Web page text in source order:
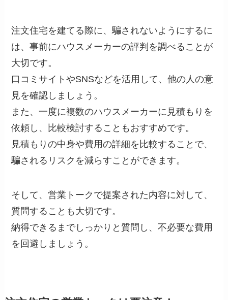
注文住宅を建てる際に、騙されないようにするに
は、事前にハウスメーカーの評判を調べることが
大切です。
口コミサイトやSNSなどを活用して、他の人の意
見を確認しましょう。
また、一度に複数のハウスメーカーに見積もりを
依頼し、比較検討することもおすすめです。
見積もりの中身や費用の詳細を比較することで、
騙されるリスクを減らすことができます。
そして、営業トークで提案された内容に対して、
質問することも大切です。
納得できるまでしっかりと質問し、不必要な費用
を回避しましょう。